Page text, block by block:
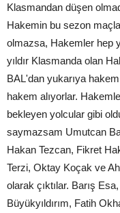
Klasmandan düşen
Hakemin bu sezon
olmazsa, Hakemler hep
yıldır Klasmanda olan
BAL'dan yukarıya
hakem alıyorlar.
bekleyen yolcular gibi
saymazsam Umutcan
Hakan Tezcan, Fikret
Terzi, Oktay Koçak ve
olarak çıktılar. Barış
Büyükyıldırım, Fatih